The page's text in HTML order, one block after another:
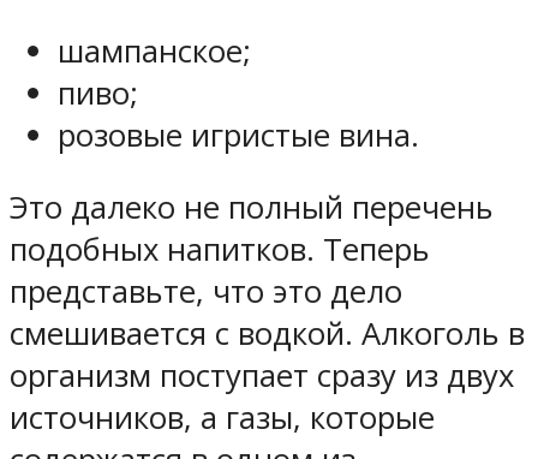
шампанское;
пиво;
розовые игристые вина.
Это далеко не полный перечень
подобных напитков. Теперь
представьте, что это дело
смешивается с водкой. Алкоголь в
организм поступает сразу из двух
источников, а газы, которые